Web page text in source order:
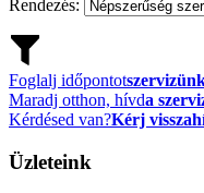
Rendezés:
Foglalj időpontot
Maradj otthon, hívda
Kérdésed van?Kérj
Üzleteink